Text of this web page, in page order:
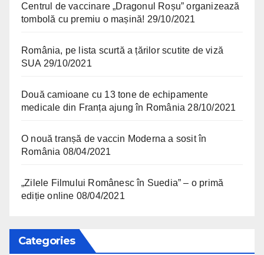
Centrul de vaccinare „Dragonul Roșu” organizează
tombolă cu premiu o mașină! 29/10/2021
România, pe lista scurtă a țărilor scutite de viză
SUA 29/10/2021
Două camioane cu 13 tone de echipamente
medicale din Franța ajung în România 28/10/2021
O nouă tranșă de vaccin Moderna a sosit în
România 08/04/2021
„Zilele Filmului Românesc în Suedia” – o primă
ediție online 08/04/2021
Categories